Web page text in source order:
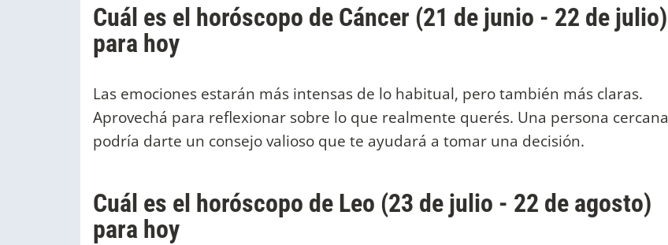
Cuál es el horóscopo de Cáncer (21 de junio - 22 de julio)
para hoy
Las emociones estarán más intensas de lo habitual, pero también más claras.
Aprovechá para reflexionar sobre lo que realmente querés. Una persona cercana
podría darte un consejo valioso que te ayudará a tomar una decisión.
Cuál es el horóscopo de Leo (23 de julio - 22 de agosto)
para hoy